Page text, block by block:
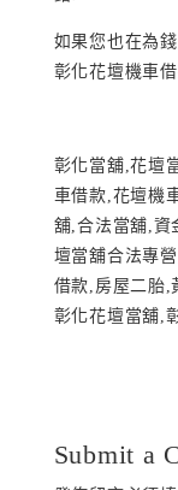
如果您也在為
彰化花壇機車
彰化當舖,花壇
車借款,花壇機
舖,合法當舖,資
壇當舖合法專
借款,房屋二胎,
彰化花壇當舖,
Submit a